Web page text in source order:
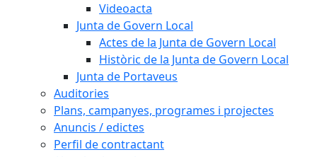
Videoacta
Junta de Govern Local
Actes de la Junta de Govern Local
Històric de la Junta de Govern Local
Junta de Portaveus
Auditories
Plans, campanyes, programes i projectes
Anuncis / edictes
Perfil de contractant